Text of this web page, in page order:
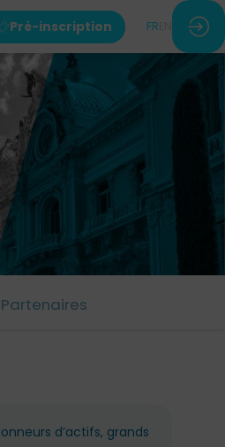
Pré-inscription FR
Partenaires
d’actifs, grands